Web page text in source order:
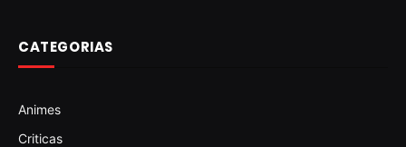
CATEGORIAS
Animes
Criticas